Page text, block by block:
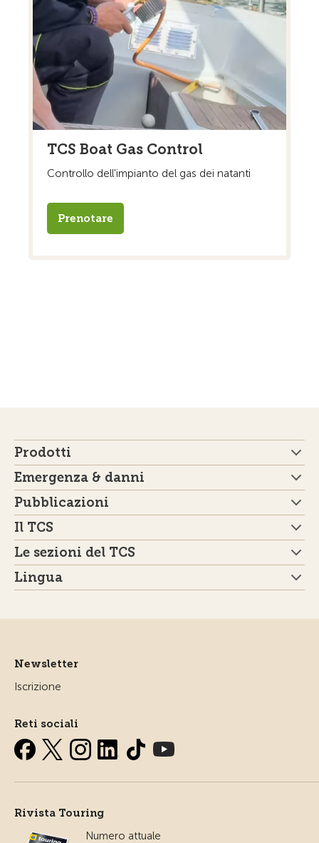
TCS Boat Gas Control
Controllo dell'impianto del gas dei natanti
Prenotare
Prodotti
Emergenza & danni
Pubblicazioni
Il TCS
Le sezioni del TCS
Lingua
Newsletter
Iscrizione
Reti sociali
Rivista Touring
Numero attuale